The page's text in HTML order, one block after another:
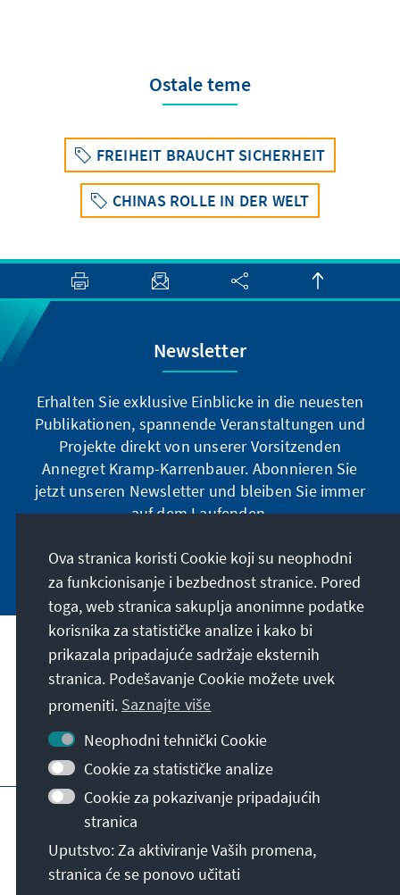
Ostale teme
FREIHEIT BRAUCHT SICHERHEIT
CHINAS ROLLE IN DER WELT
Newsletter
Erhalten Sie exklusive Einblicke in die neuesten
Publikationen, spannende Veranstaltungen und
Projekte direkt von unserer Vorsitzenden
Annegret Kramp-Karrenbauer. Abonnieren Sie
jetzt unseren Newsletter und bleiben Sie immer
auf dem Laufenden.
Jetzt abonnieren
Naša misija
Kontakt
Ostalo u ponudi naše fondacije
Impresum Zaštita podataka
Uslovi korišćenja
Erklärung zur Barrierefreiheit
Mapa stranice
© Konrad-Adenauer-Stiftung e.V. 2026
Ova stranica koristi Cookie koji su neophodni
za funkcionisanje i bezbednost stranice. Pored
toga, web stranica sakuplja anonimne podatke
korisnika za statističke analize i kako bi
prikazala pripadajuće sadržaje eksternih
stranica. Podešavanje Cookie možete uvek
promeniti. Saznajte više
Neophodni tehnički Cookie
Cookie za statističke analize
Cookie za pokazivanje pripadajućih
stranica
Uputstvo: Za aktiviranje Vaših promena,
stranica će se ponovo učitati